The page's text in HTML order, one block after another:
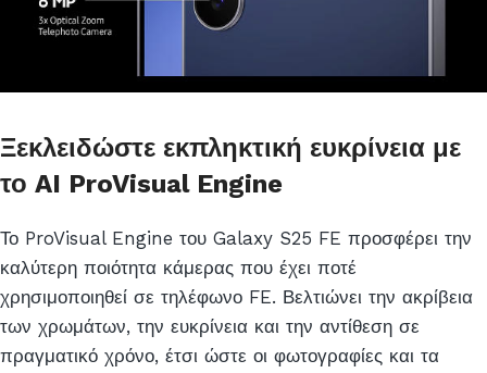
Ξεκλειδώστε εκπληκτική ευκρίνεια με
το AI ProVisual Engine
Το ProVisual Engine του Galaxy S25 FE προσφέρει την
καλύτερη ποιότητα κάμερας που έχει ποτέ
χρησιμοποιηθεί σε τηλέφωνο FE. Βελτιώνει την ακρίβεια
των χρωμάτων, την ευκρίνεια και την αντίθεση σε
πραγματικό χρόνο, έτσι ώστε οι φωτογραφίες και τα